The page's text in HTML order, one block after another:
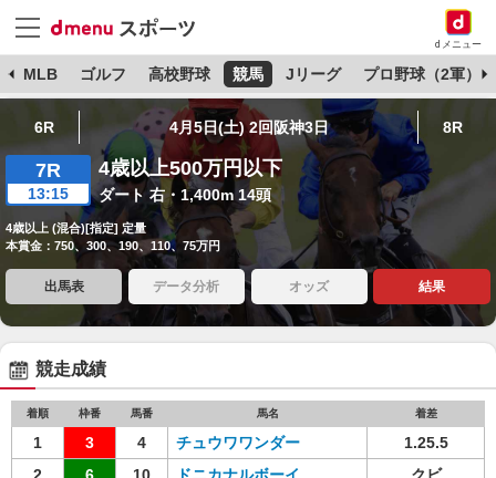
dメニュー
MLB ゴルフ 高校野球 競馬 Jリーグ プロ野球（2軍）
6R 4月5日(土) 2回阪神3日 8R
7R
13:15
4歳以上500万円以下
ダート 右・1,400m 14頭
4歳以上 (混合)[指定] 定量
本賞金：750、300、190、110、75万円
出馬表 データ分析 オッズ 結果
競走成績
着順 枠番 馬番 馬名 着差
1 3 4 チュウワワンダー
1.25.5